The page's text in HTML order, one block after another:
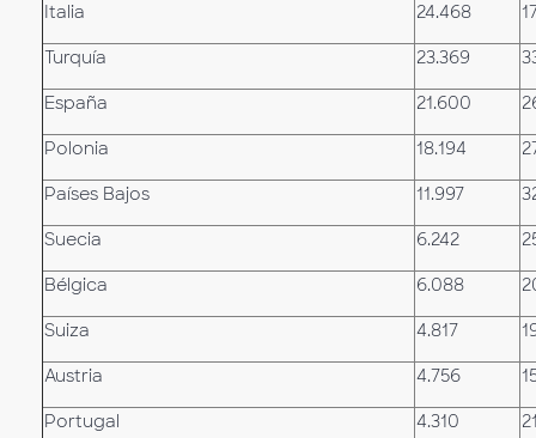
Italia 24.468
Turquía 23.369
España 21.600
Polonia 18.194
Países Bajos 11.997
Suecia 6.242
Bélgica 6.088
Suiza 4.817
Austria 4.756
Portugal 4.310